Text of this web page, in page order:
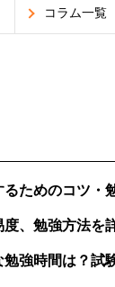
コラム一覧
ためのコツ・
、勉強方法を
強時間は？試